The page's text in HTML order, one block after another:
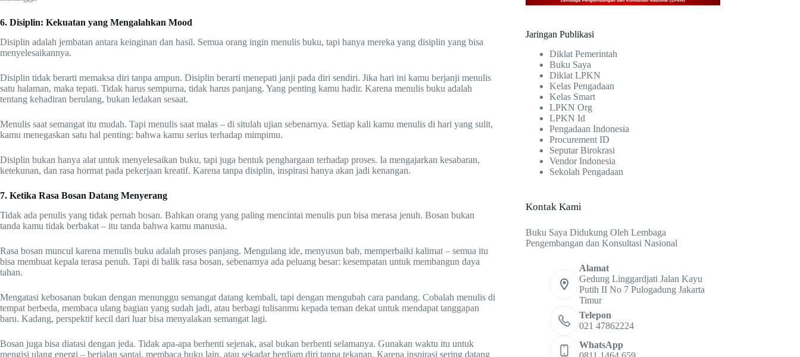
6. Disiplin: Kekuatan yang Mengalahkan Mood
Disiplin adalah jembatan antara keinginan dan hasil. Semua orang ingin menulis buku, tapi hanya mereka yang disiplin yang bisa
menyelesaikannya.
Disiplin tidak berarti memaksa diri tanpa ampun. Disiplin berarti menepati janji pada diri sendiri. Jika hari ini kamu berjanji menulis
satu halaman, maka tepati. Tidak harus sempurna, tidak harus panjang. Yang penting kamu hadir. Karena menulis buku adalah
tentang kehadiran berulang, bukan ledakan sesaat.
Menulis saat semangat itu mudah. Tapi menulis saat malas – di situlah ujian sebenarnya. Setiap kali kamu menulis di hari yang sulit,
kamu menegaskan satu hal penting: bahwa kamu serius terhadap mimpimu.
Disiplin bukan hanya alat untuk menyelesaikan buku, tapi juga bentuk penghargaan terhadap proses. Ia mengajarkan kesabaran,
ketekunan, dan rasa hormat pada pekerjaan kreatif. Karena tanpa disiplin, inspirasi hanya akan jadi kenangan.
7. Ketika Rasa Bosan Datang Menyerang
Tidak ada penulis yang tidak pernah bosan. Bahkan orang yang paling mencintai menulis pun bisa merasa jenuh. Bosan bukan
tanda kamu tidak berbakat – itu tanda bahwa kamu manusia.
Rasa bosan muncul karena menulis buku adalah proses panjang. Mengulang ide, menyusun bab, memperbaiki kalimat – semua itu
bisa membuat kepala terasa penuh. Tapi di balik rasa bosan, sebenarnya ada peluang besar: kesempatan untuk membangun daya
tahan.
Mengatasi kebosanan bukan dengan menunggu semangat datang kembali, tapi dengan mengubah cara pandang. Cobalah menulis di
tempat berbeda, membaca ulang bagian yang sudah jadi, atau berbagi tulisanmu kepada teman dekat untuk mendapat tanggapan
baru. Kadang, perspektif kecil dari luar bisa menyalakan semangat lagi.
Bosan juga bisa diatasi dengan jeda. Tidak apa-apa berhenti sejenak, asal bukan berhenti selamanya. Gunakan waktu itu untuk
mengisi ulang energi – berjalan santai, membaca buku lain, atau sekadar berdiam diri tanpa tekanan. Karena inspirasi sering datang
Jaringan Publikasi
Diklat Pemerintah
Buku Saya
Diklat LPKN
Kelas Pengadaan
Kelas Smart
LPKN Org
LPKN Id
Pengadaan Indonesia
Procurement ID
Seputar Birokrasi
Vendor Indonesia
Sekolah Pengadaan
Kontak Kami
Buku Saya Didukung Oleh Lembaga
Pengembangan dan Konsultasi Nasional
Alamat
Gedung Linggardjati Jalan Kayu
Putih II No 7 Pulogadung Jakarta
Timur
Telepon
021 47862224
WhatsApp